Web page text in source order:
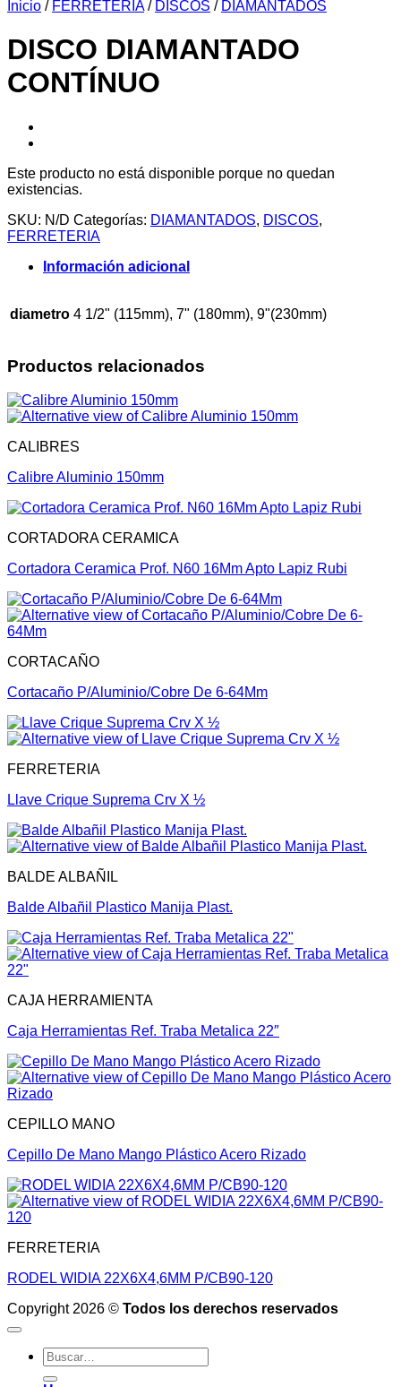
Inicio / FERRETERIA / DISCOS / DIAMANTADOS
DISCO DIAMANTADO
CONTÍNUO
Este producto no está disponible porque no quedan
existencias.
SKU: N/D Categorías: DIAMANTADOS, DISCOS,
FERRETERIA
Información adicional
diametro 4 1/2" (115mm), 7" (180mm), 9"(230mm)
Productos relacionados
CALIBRES
Calibre Aluminio 150mm
CORTADORA CERAMICA
Cortadora Ceramica Prof. N60 16Mm Apto Lapiz Rubi
CORTACAÑO
Cortacaño P/Aluminio/Cobre De 6-64Mm
FERRETERIA
Llave Crique Suprema Crv X ½
BALDE ALBAÑIL
Balde Albañil Plastico Manija Plast.
CAJA HERRAMIENTA
Caja Herramientas Ref. Traba Metalica 22″
CEPILLO MANO
Cepillo De Mano Mango Plástico Acero Rizado
FERRETERIA
RODEL WIDIA 22X6X4,6MM P/CB90-120
Copyright 2026 © Todos los derechos reservados
Buscar
por: